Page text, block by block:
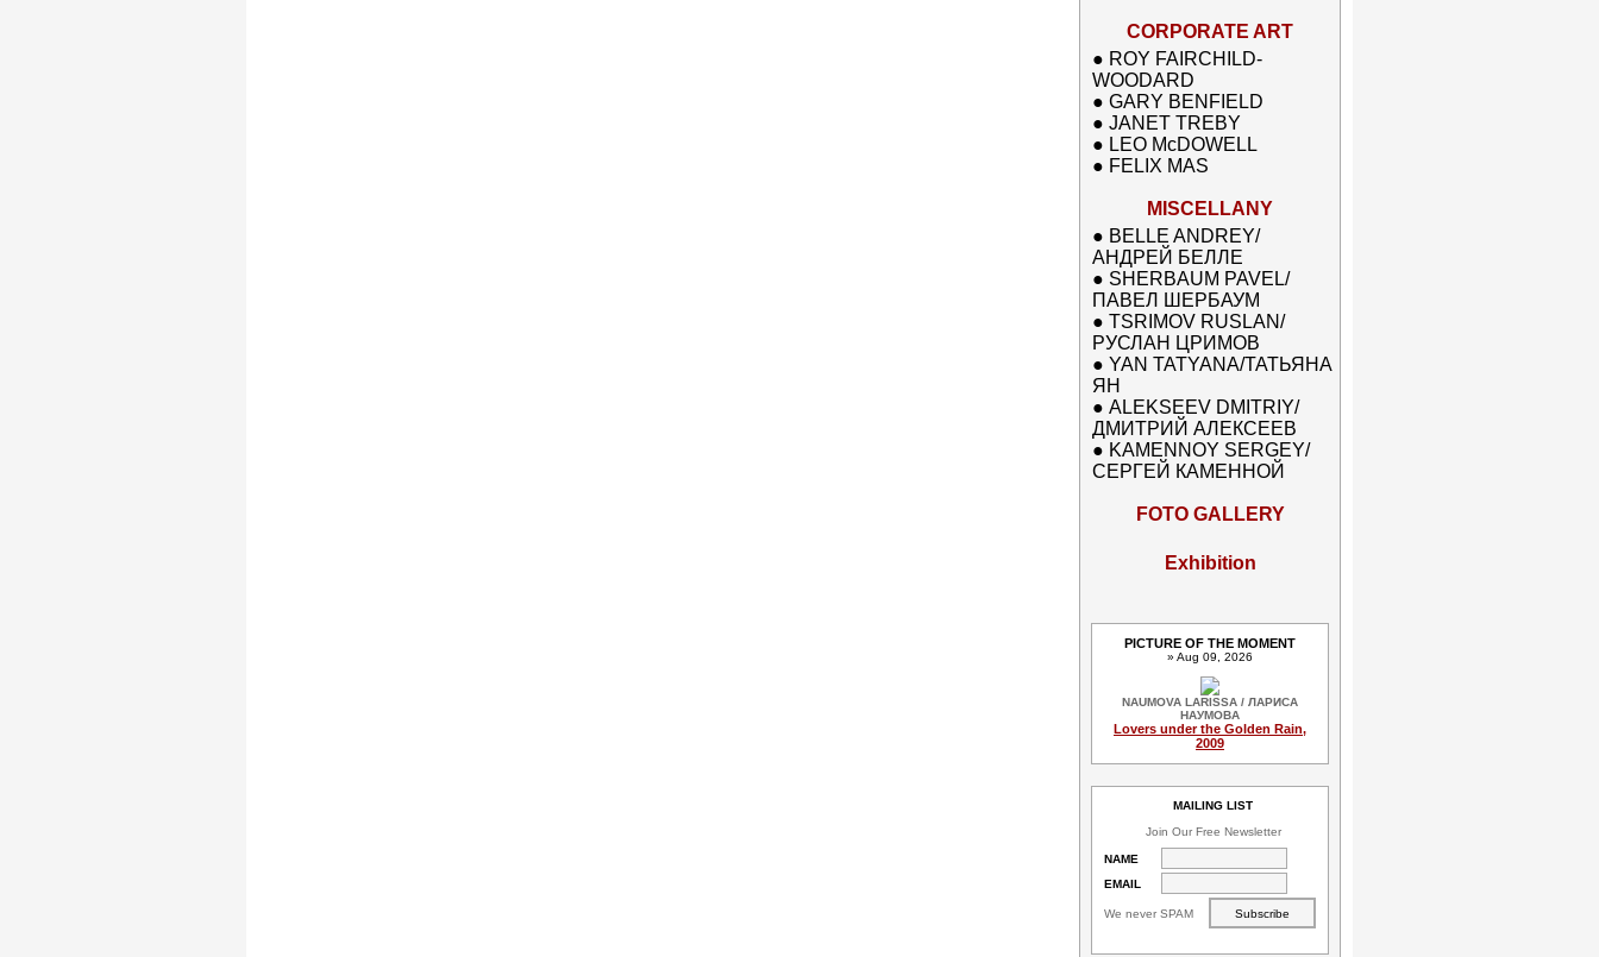
CORPORATE ART
● ROY FAIRCHILD-
WOODARD
● GARY BENFIELD
● JANET TREBY
● LEO McDOWELL
● FELIX MAS
MISCELLANY
● BELLE ANDREY/
АНДРЕЙ БЕЛЛЕ
● SHERBAUM PAVEL/
ПАВЕЛ ШЕРБАУМ
● TSRIMOV RUSLAN/
РУСЛАН ЦРИМОВ
● YAN TATYANA/ТАТЬЯНА
ЯН
● ALEKSEEV DMITRIY/
ДМИТРИЙ АЛЕКСЕЕВ
● KAMENNOY SERGEY/
СЕРГЕЙ КАМЕННОЙ
FOTO GALLERY
Exhibition
PICTURE OF THE MOMENT
» Aug 09, 2026
NAUMOVA LARISSA / ЛАРИСА
НАУМОВА
Lovers under the Golden Rain,
2009
MAILING LIST
Join Our Free Newsletter
NAME
EMAIL
We never SPAM